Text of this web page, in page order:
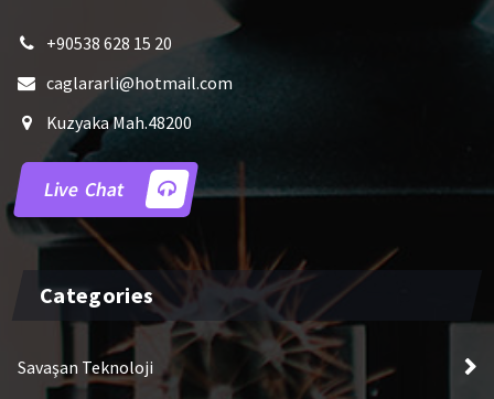
+90538 628 15 20
caglararli@hotmail.com
Kuzyaka Mah.48200
Live Chat
Categories
Savaşan Teknoloji